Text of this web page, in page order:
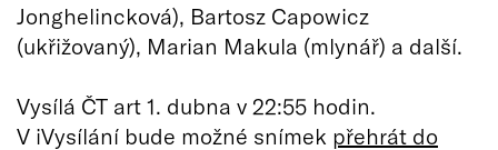
Jonghelincková), Bartosz Capowicz
(ukřižovaný), Marian Makula (mlynář) a další.
Vysílá ČT art 1. dubna v 22:55 hodin.
V iVysílání bude možné snímek přehrát do